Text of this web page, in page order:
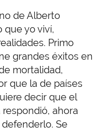
de Alberto
que yo viví,
Primo
grandes éxitos en
mortalidad,
que la de países
decir que el
ahora
Se